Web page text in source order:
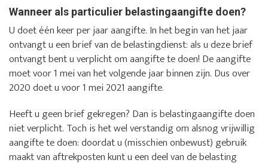
Wanneer als particulier belastingaangifte doen?
U doet één keer per jaar aangifte. In het begin van het jaar
ontvangt u een brief van de belastingdienst: als u deze brief
ontvangt bent u verplicht om aangifte te doen! De aangifte
moet voor 1 mei van het volgende jaar binnen zijn. Dus over
2020 doet u voor 1 mei 2021 aangifte.
Heeft u geen brief gekregen? Dan is belastingaangifte doen
niet verplicht. Toch is het wel verstandig om alsnog vrijwillig
aangifte te doen: doordat u (misschien onbewust) gebruik
maakt van aftrekposten kunt u een deel van de belasting